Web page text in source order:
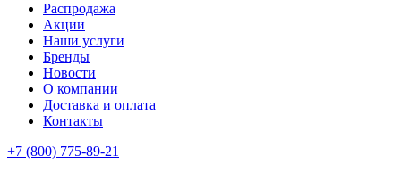
Распродажа
Акции
Наши услуги
Бренды
Новости
О компании
Доставка и оплата
Контакты
+7 (800) 775-89-21